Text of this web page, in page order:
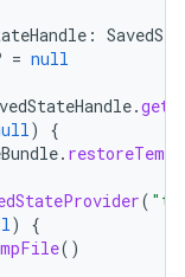
:
= null
.
)
{
.
(
)
{
()